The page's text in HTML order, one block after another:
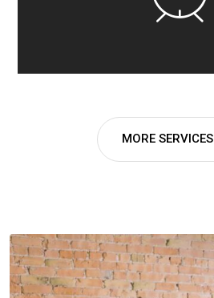
MORE SERVICES